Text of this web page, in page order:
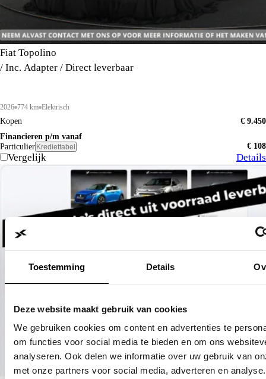
Toestemming Details
Deze website maakt gebruik van cookies
We gebruiken cookies om content en advertenties te
om functies voor social media te bieden en om ons
analyseren. Ook delen we informatie over uw gebruik van
met onze partners voor social media, adverteren en
Fiat Topolino
/ Inc. Adapter / Direct leverbaar
2026 774 km Elektrisch
Kopen
€ 9.450
Financieren p/m vanaf
Particulier Krediettabel € 108
Vergelijk Details